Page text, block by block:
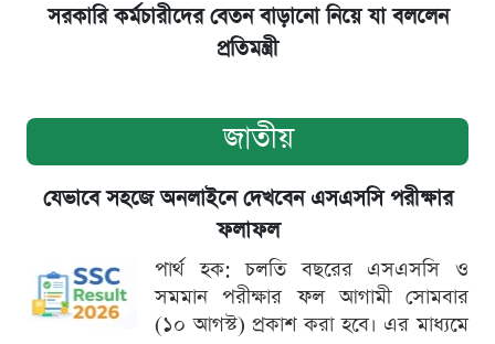
সরকারি কর্মচারীদের বেতন বাড়ানো নিয়ে যা বললেন
প্রতিমন্ত্রী
জাতীয়
যেভাবে সহজে অনলাইনে দেখবেন এসএসসি পরীক্ষার
ফলাফল
পার্থ হক: চলতি বছরের এসএসসি ও
সমমান পরীক্ষার ফল আগামী সোমবার
(১০ আগস্ট) প্রকাশ করা হবে। এর মাধ্যমে